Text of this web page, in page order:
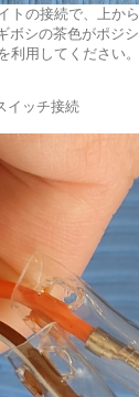
トの接続で、上か
ボシの茶色がポジ
利用してください。
イッチ接続